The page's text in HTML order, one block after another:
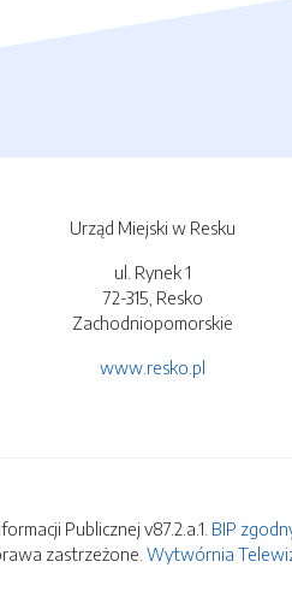
Urząd Miejski w Resku
ul. Rynek 1
72-315, Resko
Zachodniopomorskie
www.resko.pl
Publicznej v87.2.a.1. BIP
zastrzeżone. Wytwórnia